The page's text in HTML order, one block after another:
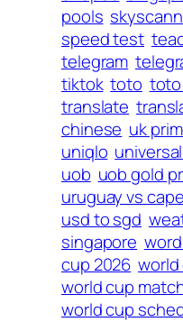
pools
speed test
telegram
tiktok toto
translate
chinese uk
uniqlo
uob uob gold
uruguay vs
usd to sgd
singapore
cup 2026
world cup
world cup